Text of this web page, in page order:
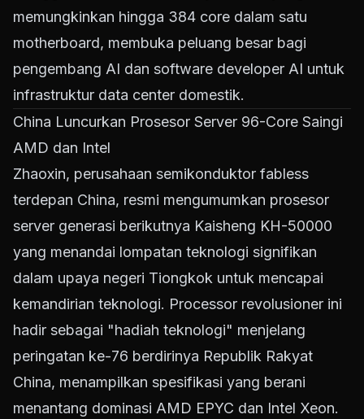
memungkinkan hingga 384 core dalam satu
motherboard, membuka peluang besar bagi
pengembang AI dan software developer AI untuk
infrastruktur data center domestik.
China Luncurkan Prosesor Server 96-Core Saingi
AMD dan Intel
Zhaoxin, perusahaan semikonduktor fabless
terdepan China, resmi mengumumkan prosesor
server generasi berikutnya Kaisheng KH-50000
yang menandai lompatan teknologi signifikan
dalam upaya negeri Tiongkok untuk mencapai
kemandirian teknologi. Processor revolusioner ini
hadir sebagai "hadiah teknologi" menjelang
peringatan ke-76 berdirinya Republik Rakyat
China, menampilkan spesifikasi yang berani
menantang dominasi AMD EPYC dan Intel Xeon.